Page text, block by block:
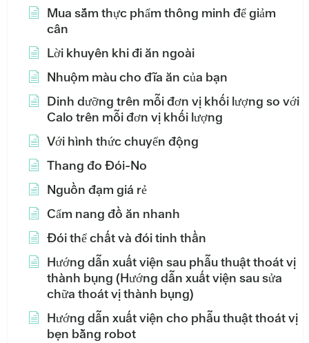
Mua sắm thực phẩm thông minh để giảm
cân
Lời khuyên khi đi ăn ngoài
Nhuộm màu cho đĩa ăn của bạn
Dinh dưỡng trên mỗi đơn vị khối lượng so với
Calo trên mỗi đơn vị khối lượng
Với hình thức chuyển động
Thang đo Đói-No
Nguồn đạm giá rẻ
Cẩm nang đồ ăn nhanh
Đói thể chất và đói tinh thần
Hướng dẫn xuất viện sau phẫu thuật thoát vị
thành bụng (Hướng dẫn xuất viện sau sửa
chữa thoát vị thành bụng)
Hướng dẫn xuất viện cho phẫu thuật thoát vị
bẹn bằng robot